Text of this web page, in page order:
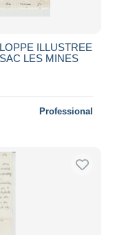
ILLUSTREE
LES MINES
Professional